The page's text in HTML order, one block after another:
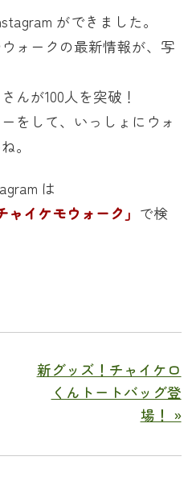
ができました。
ォークの最新情報が、写
んが100人を突破！
をして、いっしょにウォ
。
は
ャイケモウォーク」 で検
新グッズ！チャイケロ
くんトートバッグ登
場！ »